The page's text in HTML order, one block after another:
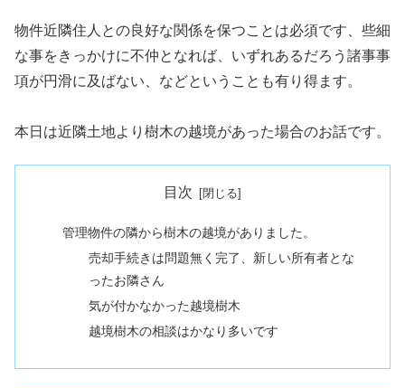
物件近隣住人との良好な関係を保つことは必須です、些細
な事をきっかけに不仲となれば、いずれあるだろう諸事事
項が円滑に及ばない、などということも有り得ます。
本日は近隣土地より樹木の越境があった場合のお話です。
目次
管理物件の隣から樹木の越境がありました。
売却手続きは問題無く完了、新しい所有者とな
ったお隣さん
気が付かなかった越境樹木
越境樹木の相談はかなり多いです